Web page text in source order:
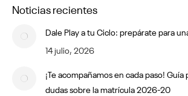
Noticias recientes
Dale Play a tu Ciclo: prepárate para
14 julio, 2026
¡Te acompañamos en cada paso!
dudas sobre la matrícula 2026-20